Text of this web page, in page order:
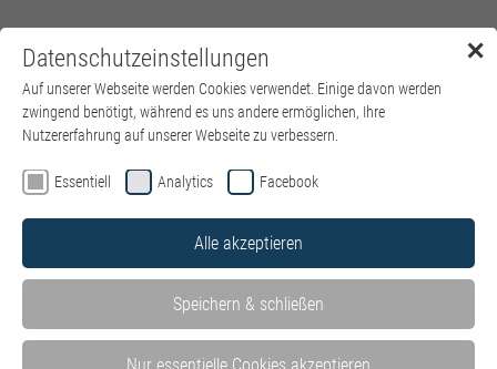
Menü
✕
Datenschutzeinstellungen
Auf unserer Webseite werden Cookies verwendet. Einige davon werden
zwingend benötigt, während es uns andere ermöglichen, Ihre
Nutzererfahrung auf unserer Webseite zu verbessern.
Essentiell Analytics Facebook
Alle akzeptieren
Speichern & schließen